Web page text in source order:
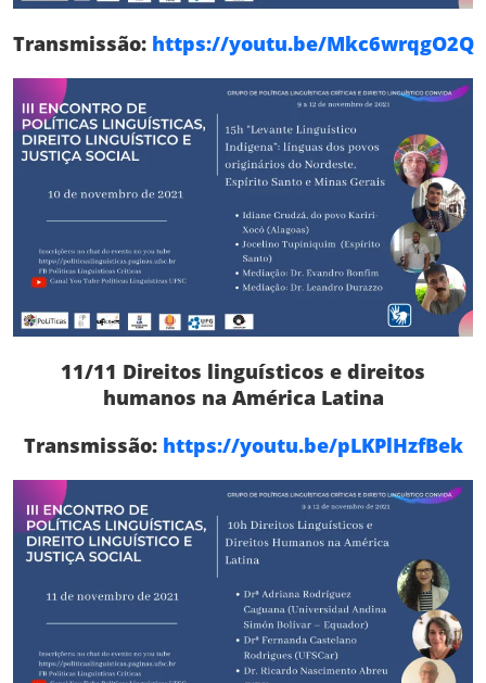
Transmissão: https://youtu.be/Mkc6wrqgO2Q
11/11 Direitos linguísticos e direitos
humanos na América Latina
Transmissão: https://youtu.be/pLKPlHzfBek